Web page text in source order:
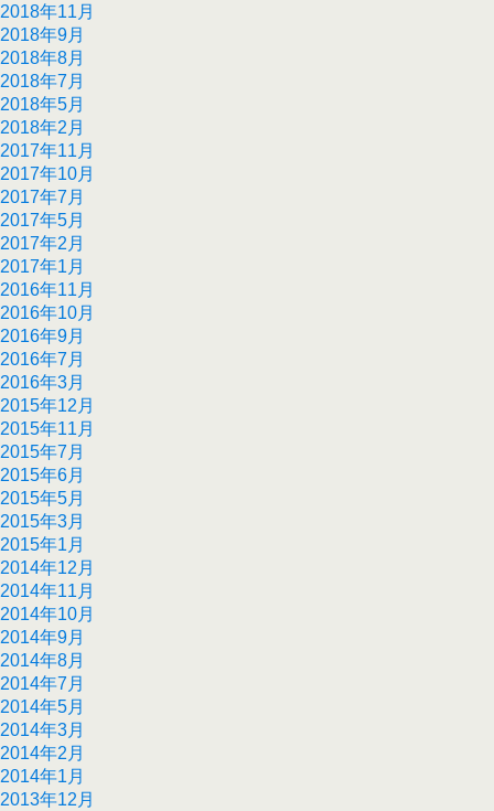
2018年11月
2018年9月
2018年8月
2018年7月
2018年5月
2018年2月
2017年11月
2017年10月
2017年7月
2017年5月
2017年2月
2017年1月
2016年11月
2016年10月
2016年9月
2016年7月
2016年3月
2015年12月
2015年11月
2015年7月
2015年6月
2015年5月
2015年3月
2015年1月
2014年12月
2014年11月
2014年10月
2014年9月
2014年8月
2014年7月
2014年5月
2014年3月
2014年2月
2014年1月
2013年12月